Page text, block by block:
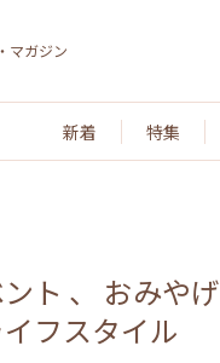
マガジン
新着 特集
ト 、 おみやげ
フスタイル